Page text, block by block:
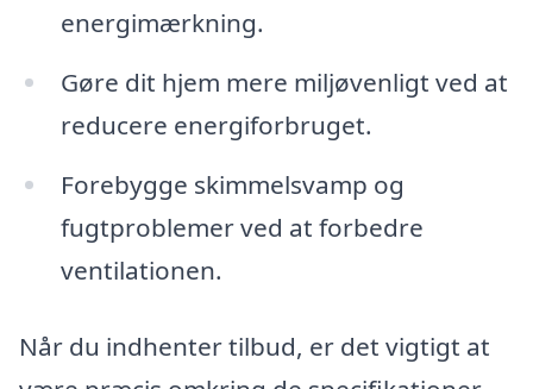
energimærkning.
Gøre dit hjem mere miljøvenligt ved at
reducere energiforbruget.
Forebygge skimmelsvamp og
fugtproblemer ved at forbedre
ventilationen.
Når du indhenter tilbud, er det vigtigt at